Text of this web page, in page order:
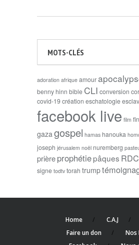
MOTS-CLÉS
adoration afrique amour
benny hinn bible CLI conversion
covid-19création eschatologie
facebook live film
gazagospel hamas hanouka
joseph jérusalem noël nuremberg
prièreprophétiepâques RDC
signe todtv torah trump
Home C.A.J
Faire un don
Nos